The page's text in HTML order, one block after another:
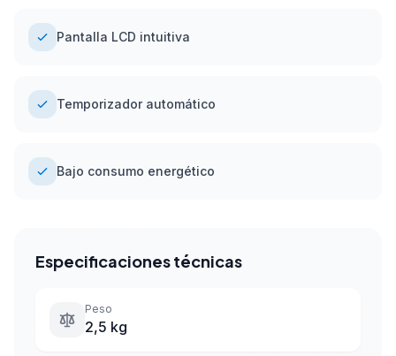
Pantalla LCD intuitiva
Temporizador automático
Bajo consumo energético
Especificaciones técnicas
Peso
2,5 kg